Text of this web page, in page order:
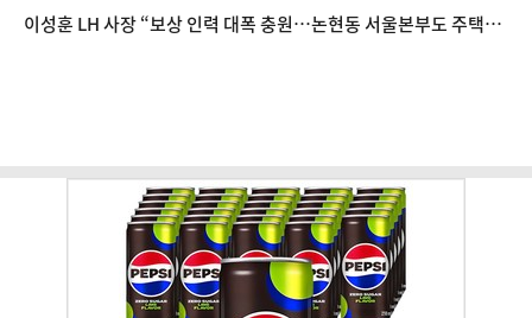
이성훈 LH 사장 “보상 인력 대폭 충원…논현동 서울본부도 주택으